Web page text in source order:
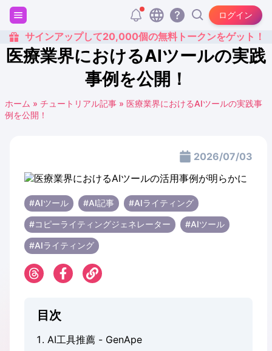
ログイン
サインアップして20,000個の無料トークンをゲット！
医療業界におけるAIツールの実践
事例を公開！
ホーム » チュートリアル記事 » 医療業界におけるAIツールの実践事
例を公開！
2026/07/03
#AIツール #AI記事 #AIライティング
#コピーライティングジェネレーター #AIツール
#AIライティング
目次
AI工具推薦 - GenApe